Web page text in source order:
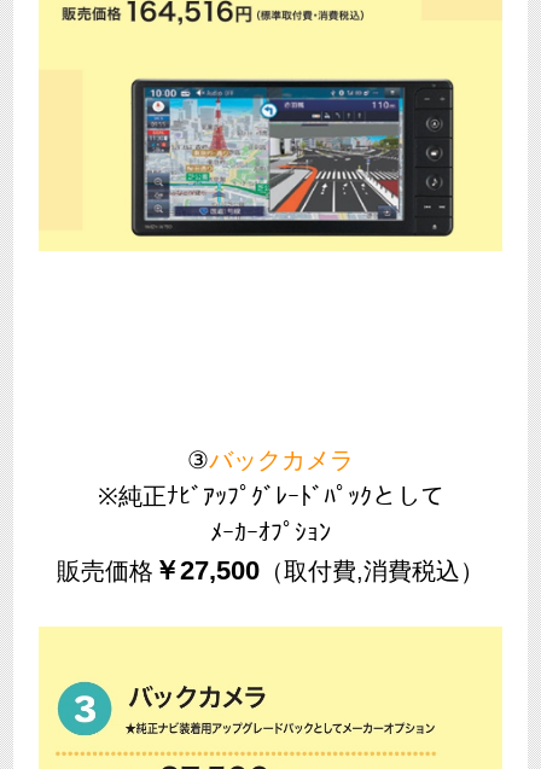
③バックカメラ
※純正ﾅﾋﾞｱｯﾌﾟｸﾞﾚｰﾄﾞﾊﾟｯｸとして
ﾒｰｶｰｵﾌﾟｼｮﾝ
販売価格 ￥27,500 （取付費,消費税込）